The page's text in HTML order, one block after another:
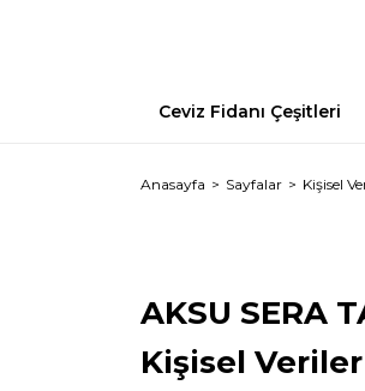
Ceviz Fidanı Çeşitleri
Anasayfa Sayfalar Kişisel
AKSU SERA
Kişisel